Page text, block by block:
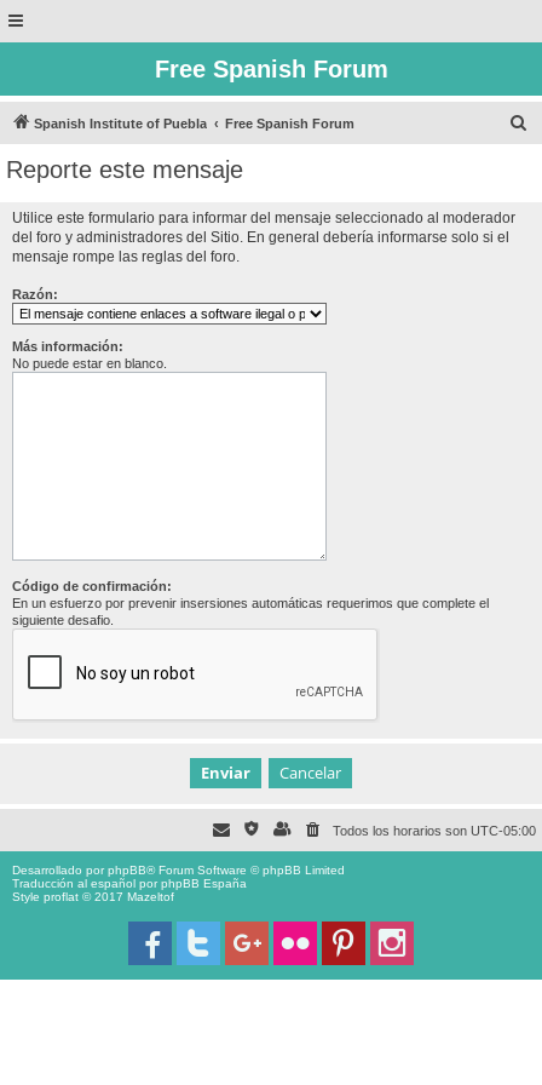
Free Spanish Forum
Spanish Institute of Puebla Free Spanish Forum
Reporte este mensaje
Utilice este formulario para informar del mensaje seleccionado al moderador
del foro y administradores del Sitio. En general debería informarse solo si el
mensaje rompe las reglas del foro.
Razón:
Más información:
No puede estar en blanco.
Código de confirmación:
En un esfuerzo por prevenir insersiones automáticas requerimos que complete el
siguiente desafio.
Todos los horarios son UTC-05:00
Desarrollado porphpBB® Forum Software © phpBB Limited
Traducción al español porphpBB España
Style proflat © 2017 Mazeltof